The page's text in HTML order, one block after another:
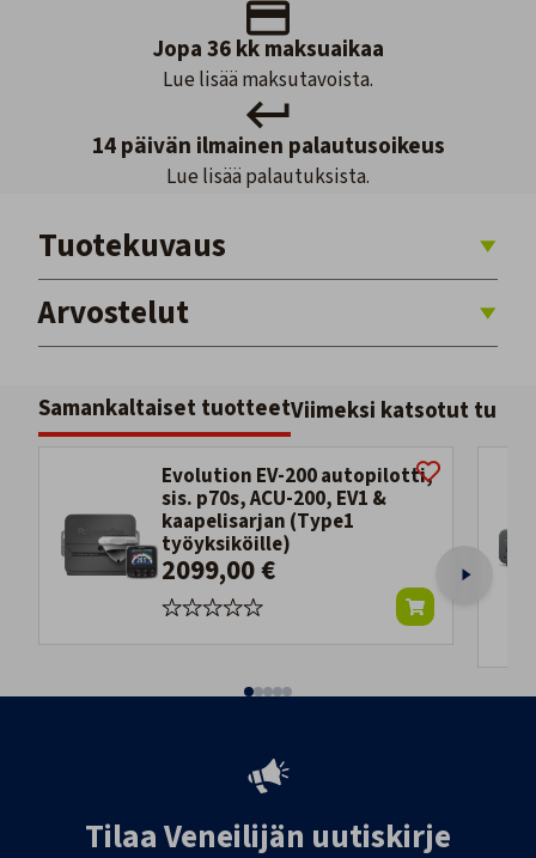
Jopa 36 kk maksuaikaa
Lue lisää maksutavoista.
14 päivän ilmainen palautusoikeus
Lue lisää palautuksista.
Tuotekuvaus
Arvostelut
Samankaltaiset tuotteetViimeksi katsotut
Evolution EV-200 autopilotti,
sis. p70s, ACU-200, EV1 &
kaapelisarjan (Type1
työyksiköille)
2099,00 €
Tilaa Veneilijän uutiskirje